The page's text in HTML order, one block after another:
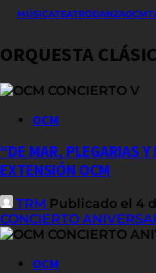
MÚSICATEATRODANZAOCM
ORQUESTA
OCM
“DE MAR, PLEGARIAS
EXTENSIÓN OCM
TRM Publicado el 4
CONCIERTO
OCM